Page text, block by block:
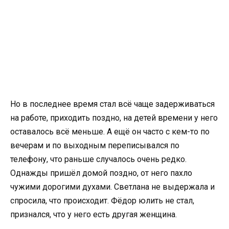
Но в последнее время стал всё чаще задерживаться
на работе, приходить поздно, на детей времени у него
оставалось всё меньше. А ещё он часто с кем-то по
вечерам и по выходным переписывался по
телефону, что раньше случалось очень редко.
Однажды пришёл домой поздно, от него пахло
чужими дорогими духами. Светлана не выдержала и
спросила, что происходит. Фёдор юлить не стал,
признался, что у него есть другая женщина.